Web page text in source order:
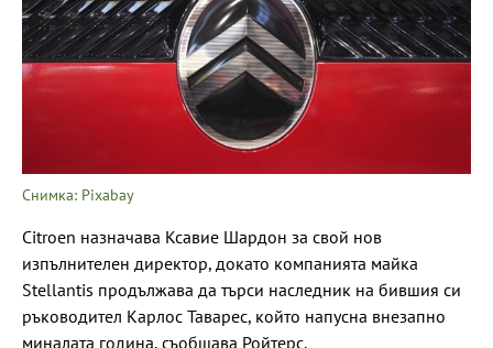
Снимка: Pixabay
Citroen назначава Ксавие Шардон за свой нов
изпълнителен директор, докато компанията майка
Stellantis продължава да търси наследник на бившия си
ръководител Карлос Таварес, който напусна внезапно
миналата година, съобщава Ройтерс.